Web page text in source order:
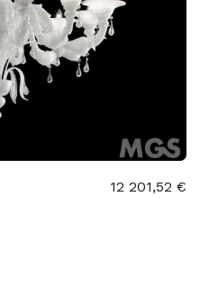
12 201,52 €